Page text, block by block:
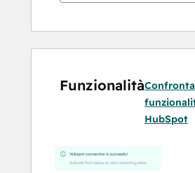
bidirezionale e in tempo
la necessità di attendere
Funzionalità
HubSpot